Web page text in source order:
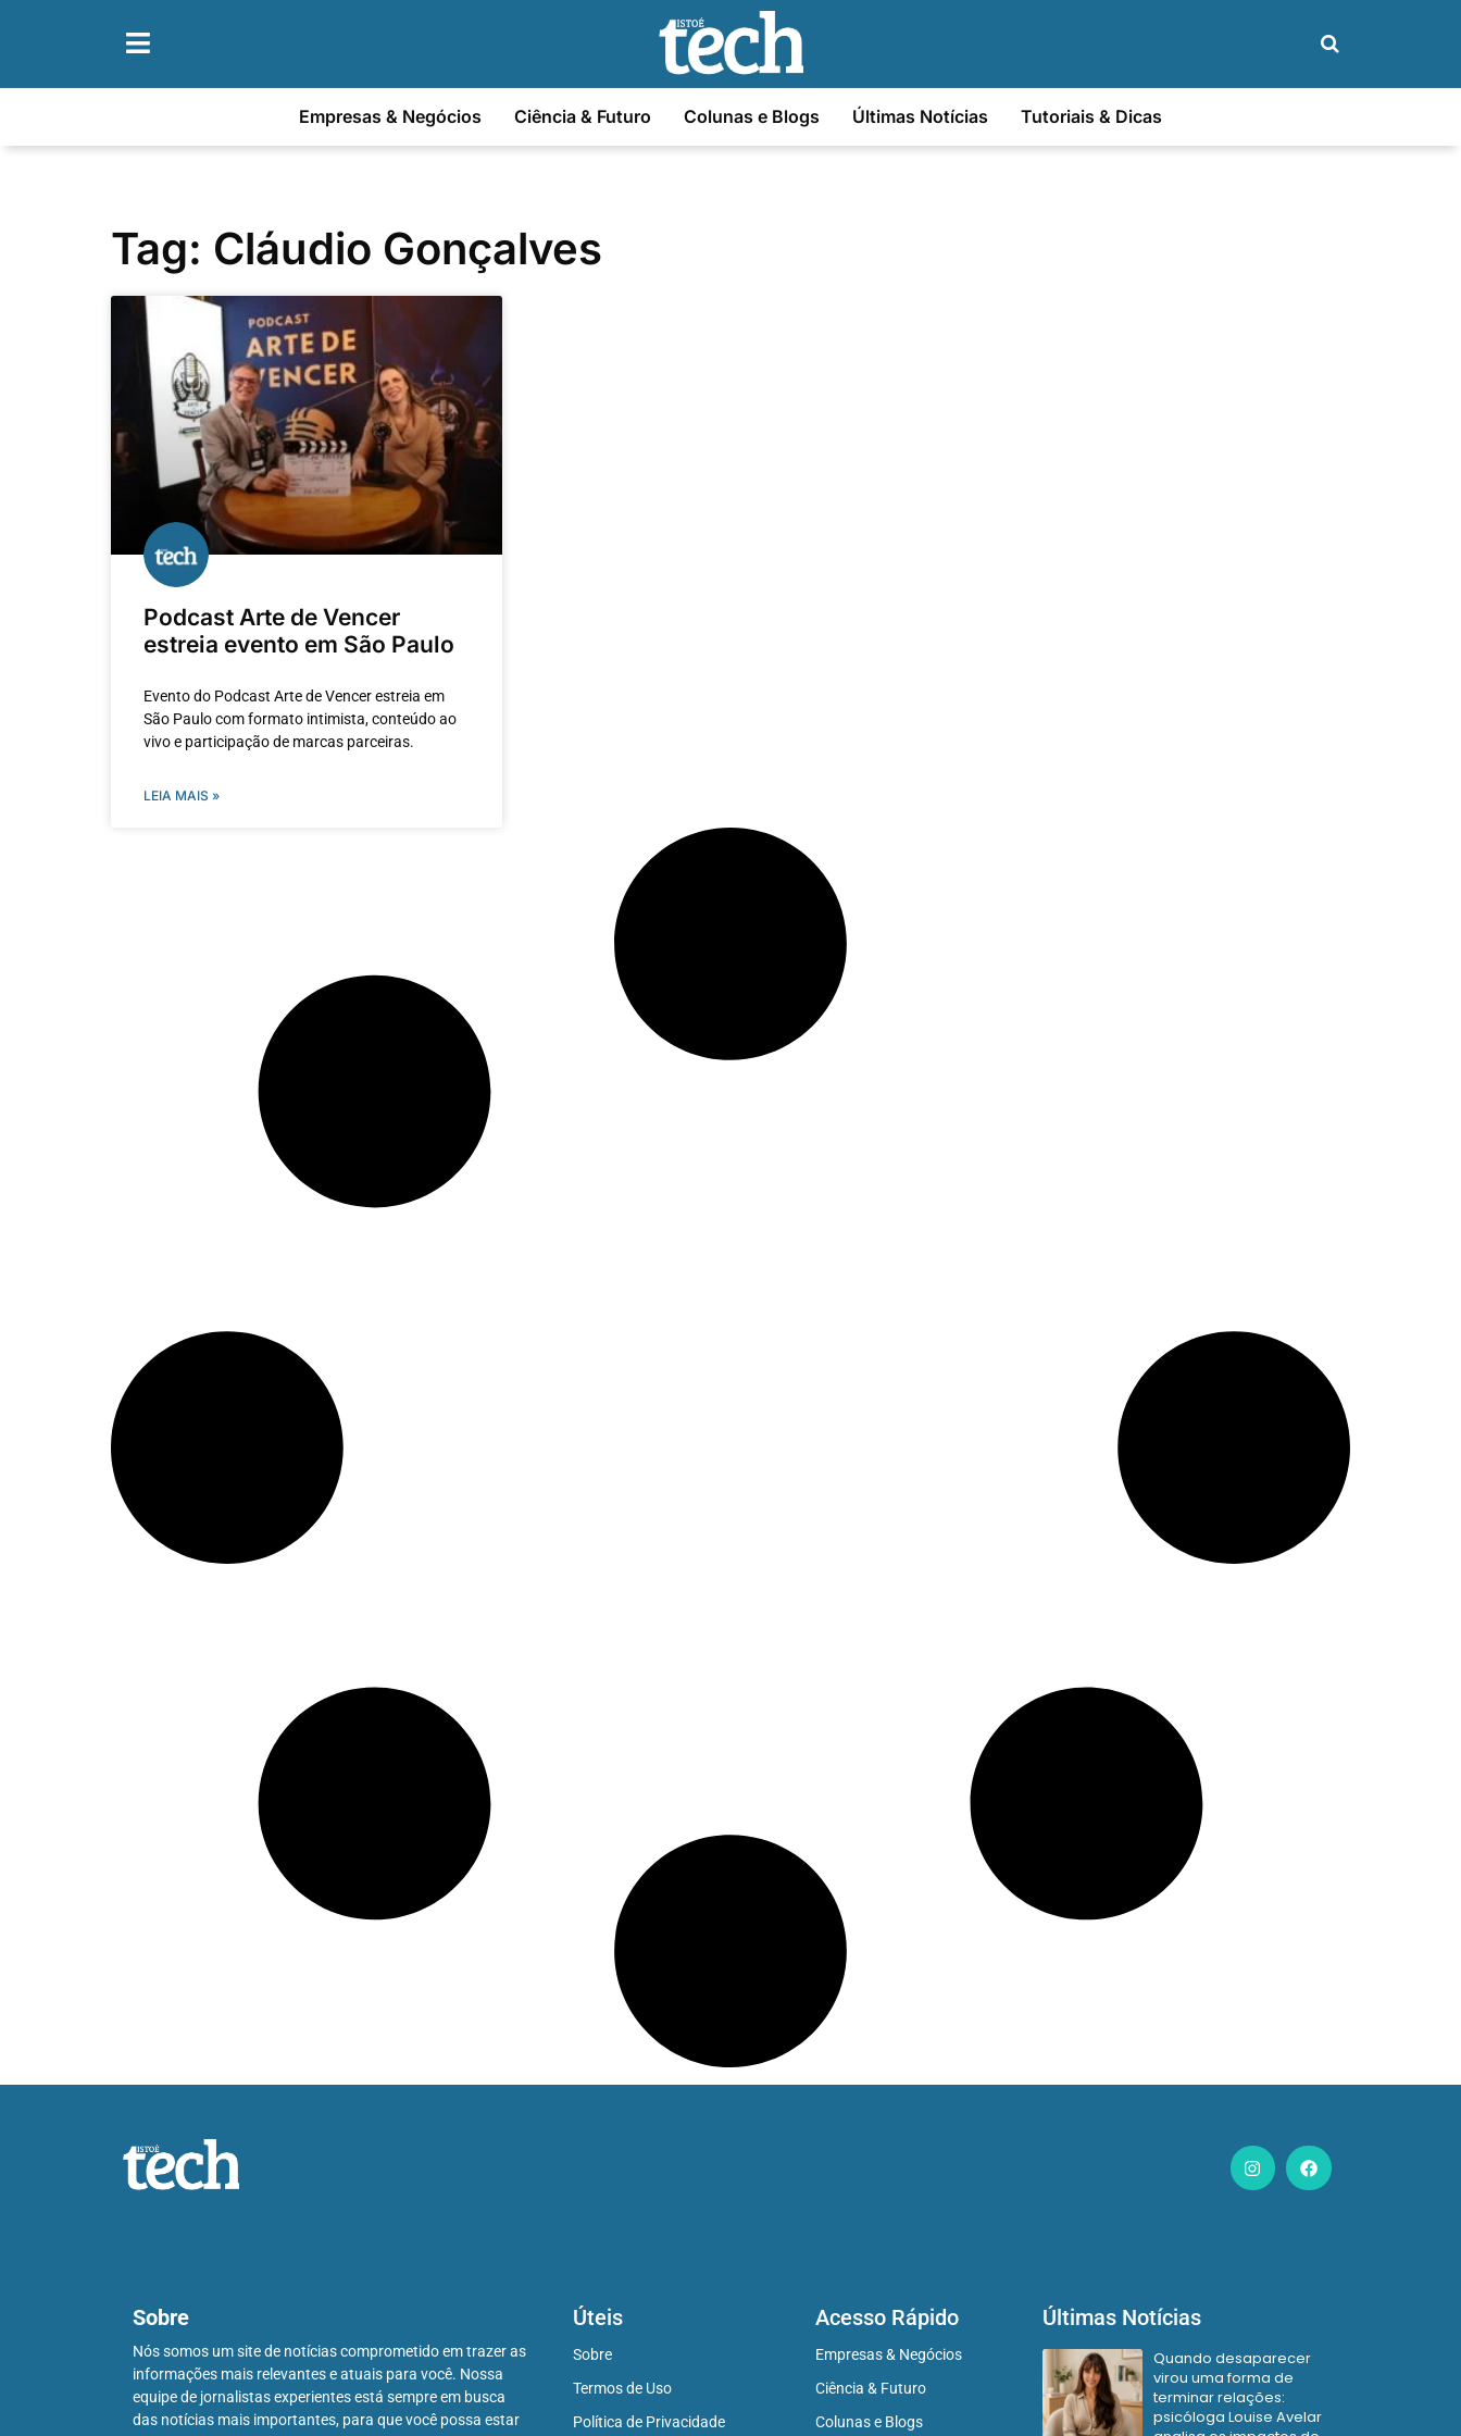
Empresas & Negócios Ciência & Futuro Colunas e Blogs Últimas Notícias Tutoriais & Dicas
Tag: Cláudio Gonçalves
Podcast Arte de Vencer
estreia evento em São Paulo
Evento do Podcast Arte de Vencer estreia em
São Paulo com formato intimista, conteúdo ao
vivo e participação de marcas parceiras.
LEIA MAIS »
Sobre
Nós somos um site de notícias comprometido em trazer as
informações mais relevantes e atuais para você. Nossa
equipe de jornalistas experientes está sempre em busca
das notícias mais importantes, para que você possa estar
Úteis
Sobre
Termos de Uso
Política de Privacidade
Acesso Rápido
Empresas & Negócios
Ciência & Futuro
Colunas e Blogs
Últimas Notícias
Quando desaparecer
virou uma forma de
terminar relações:
psicóloga Louise Avelar